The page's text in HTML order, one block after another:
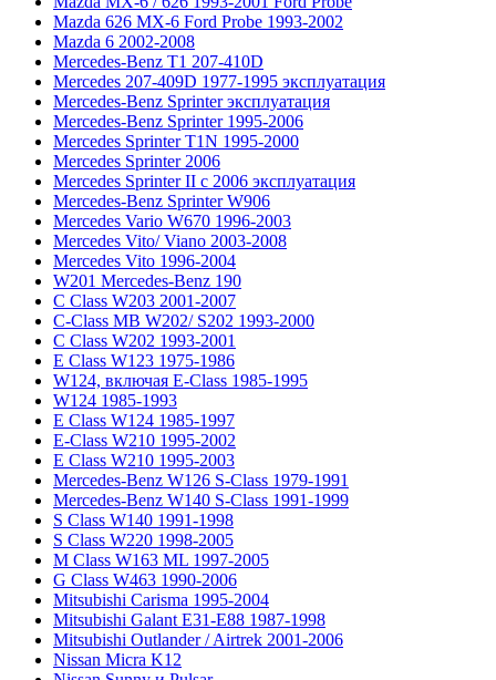
Mazda 626 MX-6 Ford Probe 1993-2002
Mazda 6 2002-2008
Mercedes-Benz T1 207-410D
Mercedes 207-409D 1977-1995 эксплуатация
Mercedes-Benz Sprinter эксплуатация
Mercedes-Benz Sprinter 1995-2006
Mercedes Sprinter T1N 1995-2000
Mercedes Sprinter 2006
Mercedes Sprinter II с 2006 эксплуатация
Mercedes-Benz Sprinter W906
Mercedes Vario W670 1996-2003
Mercedes Vito/ Viano 2003-2008
Mercedes Vito 1996-2004
W201 Mercedes-Benz 190
C Class W203 2001-2007
C-Class MB W202/ S202 1993-2000
C Class W202 1993-2001
E Class W123 1975-1986
W124, включая E-Class 1985-1995
W124 1985-1993
E Class W124 1985-1997
E-Class W210 1995-2002
E Class W210 1995-2003
Mercedes-Benz W126 S-Class 1979-1991
Mercedes-Benz W140 S-Class 1991-1999
S Class W140 1991-1998
S Class W220 1998-2005
M Class W163 ML 1997-2005
G Class W463 1990-2006
Mitsubishi Carisma 1995-2004
Mitsubishi Galant E31-E88 1987-1998
Mitsubishi Outlander / Airtrek 2001-2006
Nissan Micra K12